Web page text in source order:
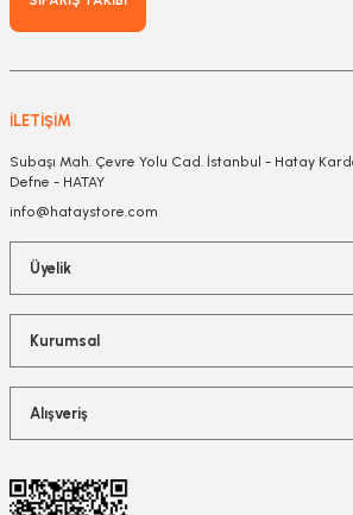
İLETİŞİM
Subaşı Mah. Çevre Yolu Cad. İstanbul - Hatay
Defne - HATAY
info@hataystore.com
Üyelik
Kurumsal
Alışveriş